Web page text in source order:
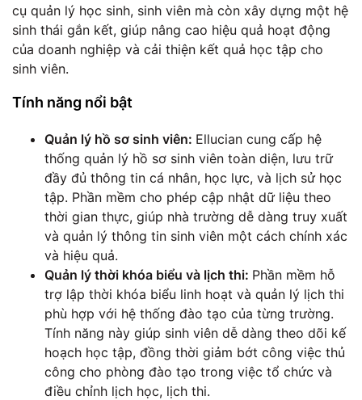
cụ quản lý học sinh, sinh viên mà còn xây dựng một hệ
sinh thái gắn kết, giúp nâng cao hiệu quả hoạt động
của doanh nghiệp và cải thiện kết quả học tập cho
sinh viên.
Tính năng nổi bật
Quản lý hồ sơ sinh viên: Ellucian cung cấp hệ
thống quản lý hồ sơ sinh viên toàn diện, lưu trữ
đầy đủ thông tin cá nhân, học lực, và lịch sử học
tập. Phần mềm cho phép cập nhật dữ liệu theo
thời gian thực, giúp nhà trường dễ dàng truy xuất
và quản lý thông tin sinh viên một cách chính xác
và hiệu quả.
Quản lý thời khóa biểu và lịch thi: Phần mềm hỗ
trợ lập thời khóa biểu linh hoạt và quản lý lịch thi
phù hợp với hệ thống đào tạo của từng trường.
Tính năng này giúp sinh viên dễ dàng theo dõi kế
hoạch học tập, đồng thời giảm bớt công việc thủ
công cho phòng đào tạo trong việc tổ chức và
điều chỉnh lịch học, lịch thi.